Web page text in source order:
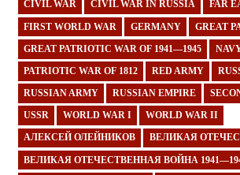
CIVIL WAR CIVIL WAR IN RUSSIA FAR
FIRST WORLD WAR GERMANY GREAT
GREAT PATRIOTIC WAR OF 1941—1945
PATRIOTIC WAR OF 1812 RED ARMY
RUSSIAN ARMY RUSSIAN EMPIRE
USSR WORLD WAR I WORLD WAR II
АЛЕКСЕЙ ОЛЕЙНИКОВ ВЕЛИКАЯ
ВЕЛИКАЯ ОТЕЧЕСТВЕННАЯ ВОЙНА